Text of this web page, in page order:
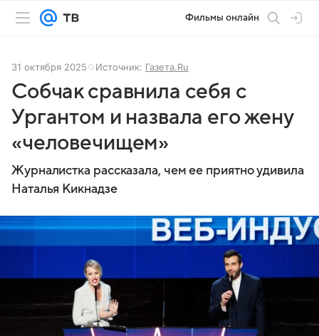
Фильмы онлайн
31 октября 2025 Источник: Газета.Ru
Собчак сравнила себя с
Ургантом и назвала его жену
«человечищем»
Журналистка рассказала, чем ее приятно удивила
Наталья Кикнадзе